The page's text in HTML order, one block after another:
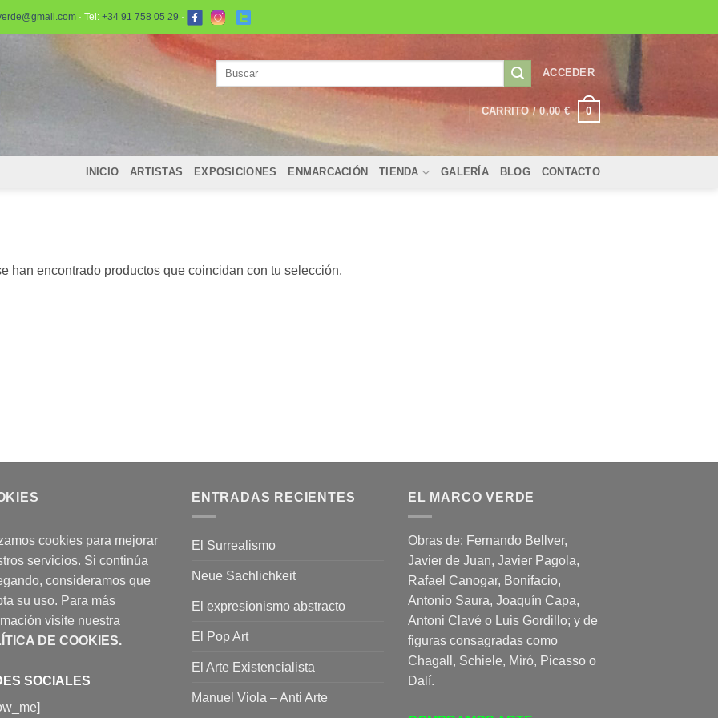
· Tel: +34 91 758 05 29 ·
ACCEDER
CARRITO /0,00€ 0
INICIO ARTISTAS EXPOSICIONES ENMARCACIÓN TIENDA GALERÍA BLOG CONTACTO
han encontrado productos que coincidan con tu selección.
cookies para mejorar
servicios. Si continúa
consideramos que
su uso. Para más
visite nuestra
DE COOKIES.
SOCIALES
ENTRADAS RECIENTES
El Surrealismo
Neue Sachlichkeit
El expresionismo abstracto
El Pop Art
El Arte Existencialista
Manuel Viola – Anti Arte
EL MARCO VERDE
Obras de: Fernando Bellver,
Javier de Juan, Javier Pagola,
Rafael Canogar, Bonifacio,
Antonio Saura, Joaquín Capa,
Antoni Clavé o Luis Gordillo; y de
figuras consagradas como
Chagall, Schiele, Miró, Picasso o
Dalí.